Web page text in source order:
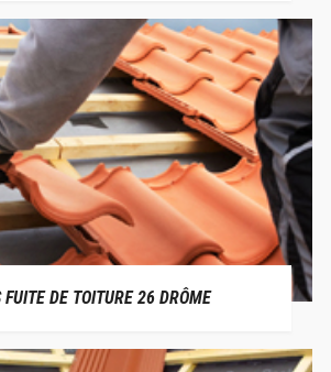
FUITE DE TOITURE 26 DRÔME